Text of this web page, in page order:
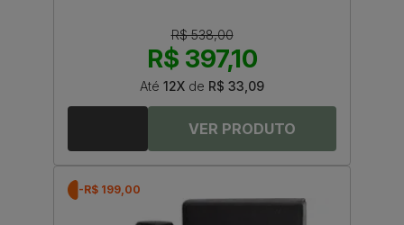
R$ 538,00
R$ 397,10
Até 12X de R$ 33,09
-R$ 199,00